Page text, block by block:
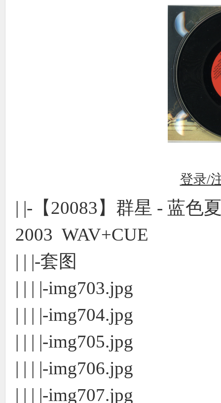
登录/
| |-【20083】群星 - 蓝色
2003 WAV+CUE
| | |-套图
| | | |-img703.jpg
| | | |-img704.jpg
| | | |-img705.jpg
| | | |-img706.jpg
| | | |-img707.jpg